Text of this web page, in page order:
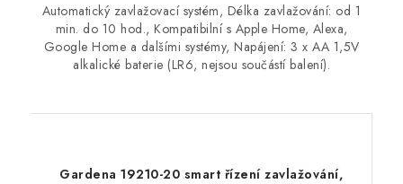
Automatický zavlažovací systém, Délka zavlažování: od 1
min. do 10 hod., Kompatibilní s Apple Home, Alexa,
Google Home a dalšími systémy, Napájení: 3 x AA 1,5V
alkalické baterie (LR6, nejsou součástí balení).
Gardena 19210-20 smart řízení zavlažování,